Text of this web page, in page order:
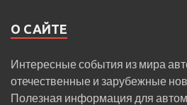
О САЙТЕ
Интересные события из мира
отечественные и зарубежные
Полезная информация для